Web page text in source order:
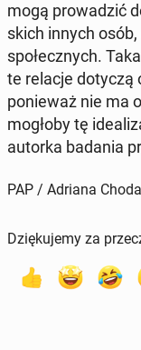
mogą pro­wa­dzić
skich innych
spo­łecz­nych.
te relacje dotyczą
po­nie­waż nie ma
mogłoby tę
au­tor­ka badania
PAP / Adriana
Dziękujemy za